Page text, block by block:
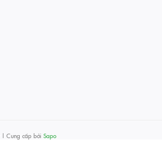
| Cung cấp bởi Sapo